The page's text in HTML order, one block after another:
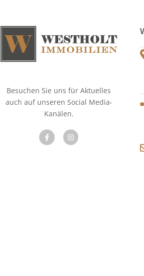
Besuchen Sie uns für Aktuelles
auch auf unseren Social Media-
Kanälen.